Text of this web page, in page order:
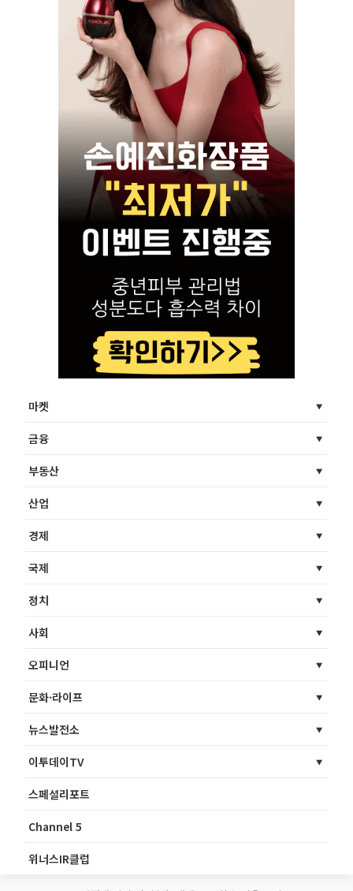
마켓
금융
부동산
산업
경제
국제
정치
사회
오피니언
문화·라이프
뉴스발전소
이투데이TV
스페셜리포트
Channel 5
위너스IR클럽